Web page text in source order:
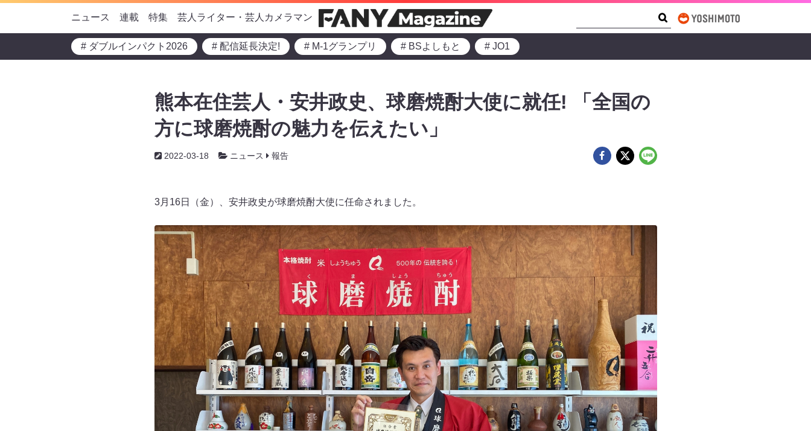
ニュース 連載 特集 芸人ライター・芸人カメラマン
# ダブルインパクト2026 # 配信延長決定! # M-1グランプリ # BSよしもと # JO1
熊本在住芸人・安井政史、球磨焼酎大使に就任! 「全国の
方に球磨焼酎の魅力を伝えたい」
2022-03-18 ニュース 報告
3月16日（金）、安井政史が球磨焼酎大使に任命されました。